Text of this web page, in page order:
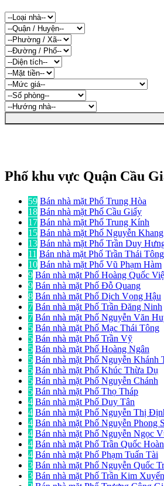
Phố khu vực Quận Cầu
59 Bán nhà mặt Phố Trung Hòa
18 Bán nhà mặt Phố Cầu Giấy
17 Bán nhà mặt Phố Trung Kính
15 Bán nhà mặt Phố Nguyễn Khang
13 Bán nhà mặt Phố Trần Duy
11 Bán nhà mặt Phố Trần Thái Tông
10 Bán nhà mặt Phố Vũ Phạm Hàm
9 Bán nhà mặt Phố Hoàng Quốc
9 Bán nhà mặt Phố Đỗ Quang
8 Bán nhà mặt Phố Dịch Vọng Hậu
7 Bán nhà mặt Phố Trần Đăng Ninh
7 Bán nhà mặt Phố Nguyễn Văn
5 Bán nhà mặt Phố Mạc Thái Tông
5 Bán nhà mặt Phố Trần Vỹ
5 Bán nhà mặt Phố Hoàng Ngân
5 Bán nhà mặt Phố Nguyễn Khánh
5 Bán nhà mặt Phố Khúc Thừa Dụ
5 Bán nhà mặt Phố Nguyễn Chánh
5 Bán nhà mặt Phố Thọ Tháp
4 Bán nhà mặt Phố Duy Tân
4 Bán nhà mặt Phố Nguyễn Thị
4 Bán nhà mặt Phố Nguyễn Phong
4 Bán nhà mặt Phố Nguyễn Ngọc
4 Bán nhà mặt Phố Trần Quốc Hoàn
4 Bán nhà mặt Phố Phạm Tuấn Tài
3 Bán nhà mặt Phố Nguyễn Quốc
3 Bán nhà mặt Phố Trần Kim Xuyến